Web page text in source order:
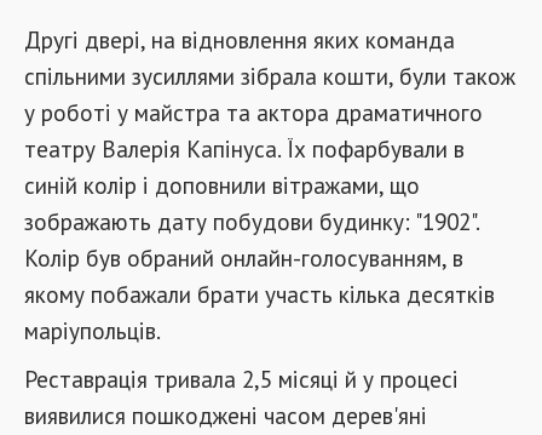
Другі двері, на відновлення яких команда
спільними зусиллями зібрала кошти, були також
у роботі у майстра та актора драматичного
театру Валерія Капінуса. Їх пофарбували в
синій колір і доповнили вітражами, що
зображають дату побудови будинку: "1902".
Колір був обраний онлайн-голосуванням, в
якому побажали брати участь кілька десятків
маріупольців.
Реставрація тривала 2,5 місяці й у процесі
виявилися пошкоджені часом дерев'яні